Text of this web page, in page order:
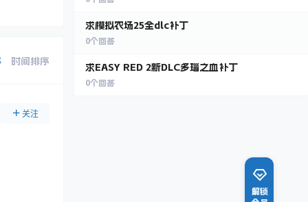
时间排序
关注
求模拟农场25全dlc补丁
0个回答
求EASY RED 2新DLC多瑙之血补丁
0个回答
解锁